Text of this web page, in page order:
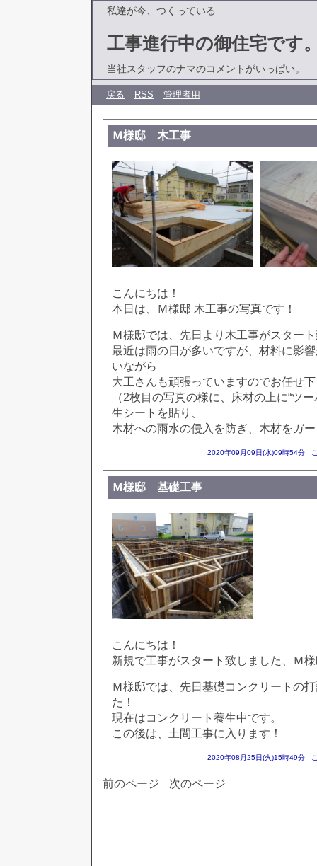
私達が今、つくっている
工事進行中の御住宅です
当社スタッフのナマのコメントがいっぱい。
戻る RSS 管理者用
Ｍ様邸 木工事
こんにちは！
本日は、Ｍ様邸 木工事の写真です！
Ｍ様邸では、先日より木工事がスター
最近は雨の日が多いですが、材料に影
いながら
大工さんも頑張っていますのでお任せ
（2枚目の写真の様に、床材の上に“ツ
生シートを貼り、
木材への雨水の侵入を防ぎ、木材をガ
2020年09月09日(水)09時54分
Ｍ様邸 基礎工事
こんにちは！
新規で工事がスタート致しました、Ｍ
Ｍ様邸では、先日基礎コンクリートの
た！
現在はコンクリート養生中です。
この後は、土間工事に入ります！
2020年08月25日(火)15時49分
前のページ 次のページ